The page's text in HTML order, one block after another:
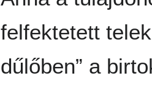
felfektetett
dűlőben” a